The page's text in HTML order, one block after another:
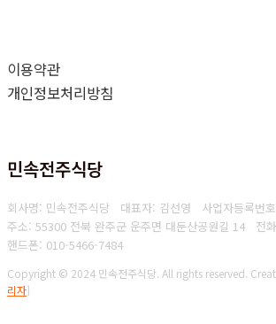
이용약관
개인정보처리방침
민속전주식당
회사명: 민속전주식당 대표자: 김선영 사업자등록번
주소: 55300 전북 완주군 운주면 대둔산공원길 14 전
핸드폰: 010-5466-7484
Copyright © 2024 민속전주식당. All rights reserved.
리자]